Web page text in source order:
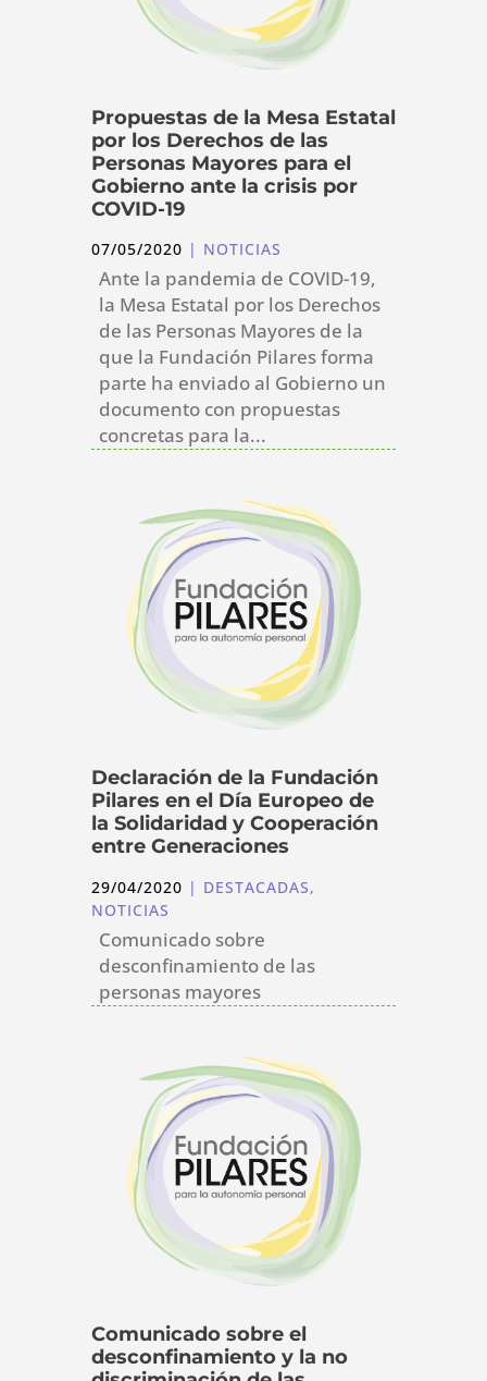
Propuestas de la Mesa Estatal
por los Derechos de las
Personas Mayores para el
Gobierno ante la crisis por
COVID-19
07/05/2020 | NOTICIAS
Ante la pandemia de COVID-19,
la Mesa Estatal por los Derechos
de las Personas Mayores de la
que la Fundación Pilares forma
parte ha enviado al Gobierno un
documento con propuestas
concretas para la...
Declaración de la Fundación
Pilares en el Día Europeo de
la Solidaridad y Cooperación
entre Generaciones
29/04/2020 | DESTACADAS,
NOTICIAS
Comunicado sobre
desconfinamiento de las
personas mayores
Comunicado sobre el
desconfinamiento y la no